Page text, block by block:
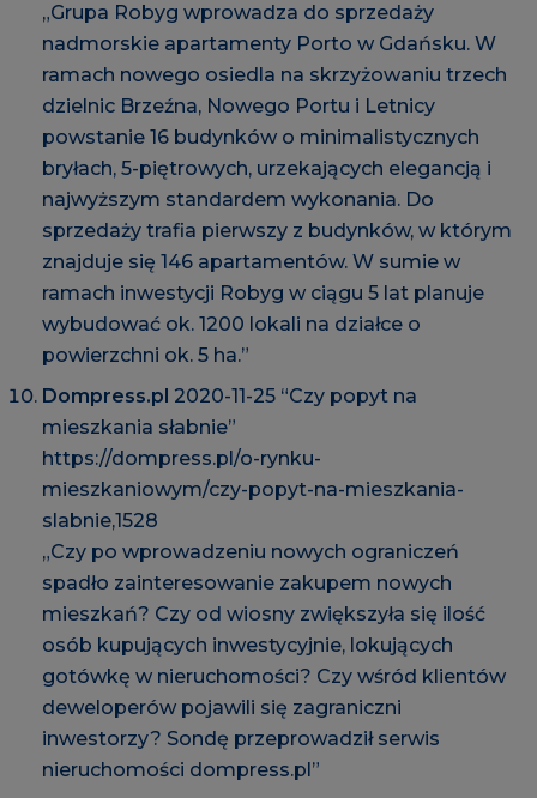
„Grupa Robyg wprowadza do sprzedaży
nadmorskie apartamenty Porto w Gdańsku. W
ramach nowego osiedla na skrzyżowaniu trzech
dzielnic Brzeźna, Nowego Portu i Letnicy
powstanie 16 budynków o minimalistycznych
bryłach, 5-piętrowych, urzekających elegancją i
najwyższym standardem wykonania. Do
sprzedaży trafia pierwszy z budynków, w którym
znajduje się 146 apartamentów. W sumie w
ramach inwestycji Robyg w ciągu 5 lat planuje
wybudować ok. 1200 lokali na działce o
powierzchni ok. 5 ha.”
Dompress.pl 2020-11-25 “Czy popyt na
mieszkania słabnie”
https://dompress.pl/o-rynku-
mieszkaniowym/czy-popyt-na-mieszkania-
slabnie,1528
„Czy po wprowadzeniu nowych ograniczeń
spadło zainteresowanie zakupem nowych
mieszkań? Czy od wiosny zwiększyła się ilość
osób kupujących inwestycyjnie, lokujących
gotówkę w nieruchomości? Czy wśród klientów
deweloperów pojawili się zagraniczni
inwestorzy? Sondę przeprowadził serwis
nieruchomości dompress.pl”